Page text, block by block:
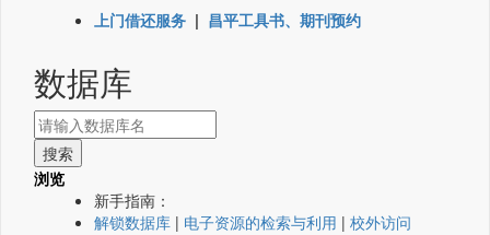
上门借还服务 | 昌平工具书、期刊预约
数据库
浏览
新手指南：
解锁数据库 | 电子资源的检索与利用 | 校外访问